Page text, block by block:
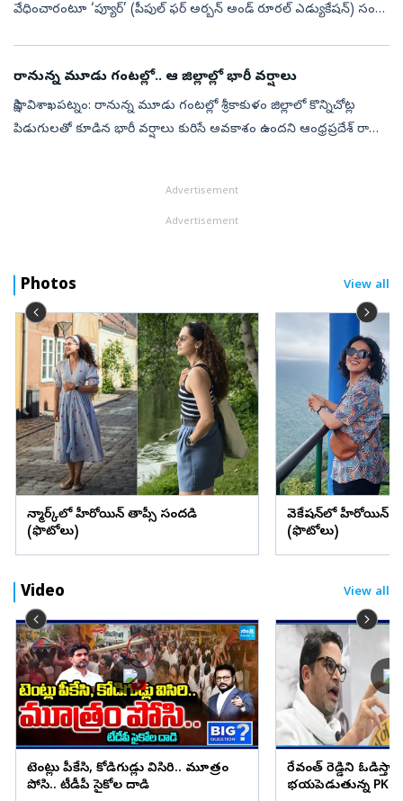
వేధించారంటూ ‘ప్యూర్‌’ (పీపుల్‌ ఫర్‌ అర్బన్‌ అండ్‌ రూరల్‌ ఎడ్యుకేషన్‌) సంస్థ
రానున్న మూడు గంటల్లో.. ఆ జిల్లాల్లో భారీ వర్షాలు
సాక్షి, విశాఖపట్నం: రానున్న మూడు గంటల్లో శ్రీకాకుళం జిల్లాలో కొన్నిచోట్ల
పిడుగులతో కూడిన భారీ వర్షాలు కురిసే అవకాశం ఉందని ఆంధ్రప్రదేశ్ రాష్ట్ర
Advertisement
Advertisement
Photos View all
డెన్మార్క్‌లో హీరోయిన్ తాప్సీ సందడి
(ఫొటోలు)
వెకేషన్‌లో హీరోయిన్
(ఫొటోలు)
Video View all
టెంట్లు పీకేసి, కోడిగుడ్లు విసిరి.. మూత్రం
పోసి.. టీడీపీ సైకోల దాడి
రేవంత్ రెడ్డిని ఓడిస్తా..
భయపెడుతున్న PK